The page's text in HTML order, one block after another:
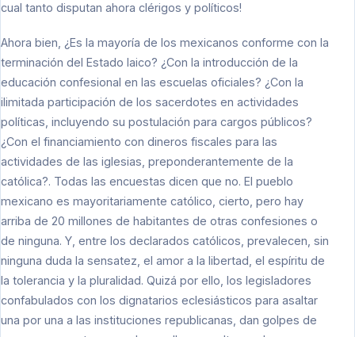
cual tanto disputan ahora clérigos y políticos!
Ahora bien, ¿Es la mayoría de los mexicanos conforme con la
terminación del Estado laico? ¿Con la introducción de la
educación confesional en las escuelas oficiales? ¿Con la
ilimitada participación de los sacerdotes en actividades
políticas, incluyendo su postulación para cargos públicos?
¿Con el financiamiento con dineros fiscales para las
actividades de las iglesias, preponderantemente de la
católica?. Todas las encuestas dicen que no. El pueblo
mexicano es mayoritariamente católico, cierto, pero hay
arriba de 20 millones de habitantes de otras confesiones o
de ninguna. Y, entre los declarados católicos, prevalecen, sin
ninguna duda la sensatez, el amor a la libertad, el espíritu de
la tolerancia y la pluralidad. Quizá por ello, los legisladores
confabulados con los dignatarios eclesiásticos para asaltar
una por una a las instituciones republicanas, dan golpes de